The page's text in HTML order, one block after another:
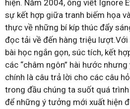
hiện. Năm 2004, ông viết Ignore
sự kết hợp giữa tranh biếm họa
thực về những bí kíp thúc đẩy
đọc tải về đến hàng triệu
bài học ngắn gọn, súc tích, kết
các “châm ngôn” hài hước
chính là câu trả lời cho các câu
trong đầu chúng ta suốt quá
để những ý tưởng mới xuất hiện